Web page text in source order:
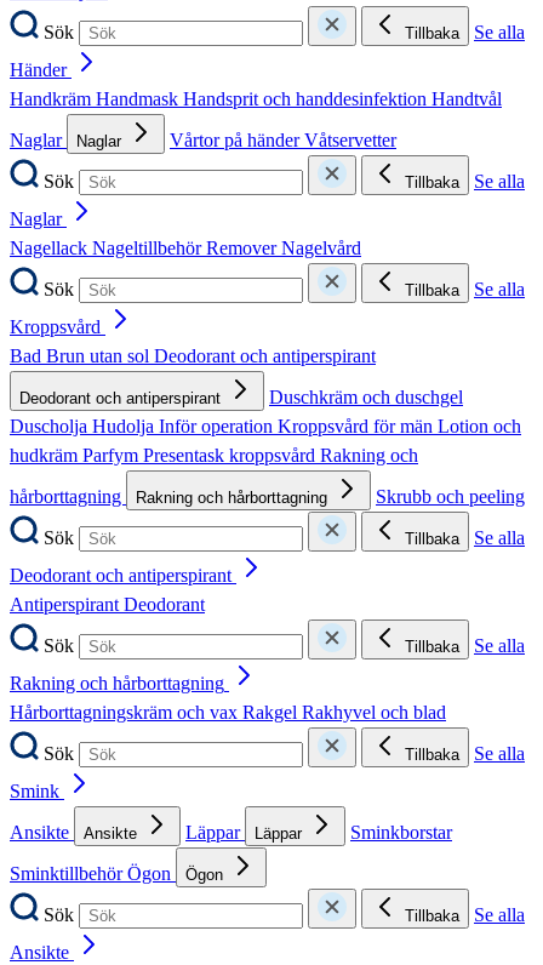
Sök
Tillbaka
Se alla
Händer
Handkräm Handmask Handsprit och handdesinfektion Handtvål
Naglar
Naglar Vårtor på händerVåtservetter
Sök
Tillbaka
Se alla
Naglar
Nagellack NageltillbehörRemoverNagelvård
Sök
Tillbaka
Se alla
Kroppsvård
Bad Brun utan sol Deodorant och antiperspirant
Deodorant och antiperspirant
Duschkräm och duschgel
Duscholja Hudolja Inför operation Kroppsvård för män Lotion och
hudkräm Parfym Presentask kroppsvård Rakning och
hårborttagning
Rakning och hårborttagning
Skrubb och peeling
Sök
Tillbaka
Se alla
Deodorant och antiperspirant
AntiperspirantDeodorant
Sök
Tillbaka
Se alla
Rakning och hårborttagning
Hårborttagningskräm och vax Rakgel Rakhyvel och blad
Sök
Tillbaka
Se alla
Smink
Ansikte
Ansikte Läppar Läppar
Sminkborstar
SminktillbehörÖgon Ögon
Sök Tillbaka
Se alla
Ansikte